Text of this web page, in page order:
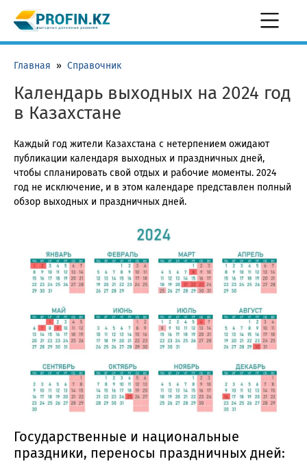
Главная » Справочник
Календарь выходных на 2024 год
в Казахстане
Каждый год жители Казахстана с нетерпением ожидают
публикации календаря выходных и праздничных дней,
чтобы спланировать свой отдых и рабочие моменты. 2024
год не исключение, и в этом календаре представлен полный
обзор выходных и праздничных дней.
Государственные и национальные
праздники, переносы праздничных дней: